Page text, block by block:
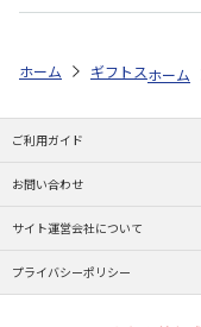
ホーム ギフトストア
ホーム
ご利用ガイド
お問い合わせ
サイト運営会社について
プライバシーポリシー